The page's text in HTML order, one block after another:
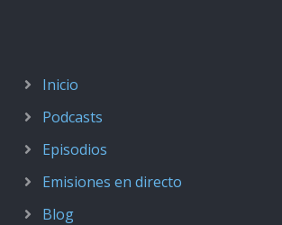
Inicio
Podcasts
Episodios
Emisiones en directo
Blog